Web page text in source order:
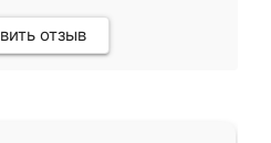
отзыв